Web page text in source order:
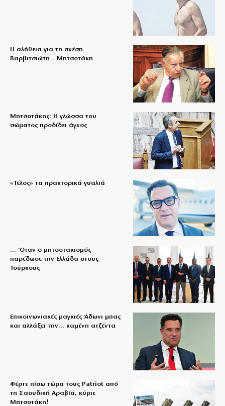
Η αλήθεια για τη σχέση
Βαρβιτσιώτη – Μητσοτάκη
Μητσοτάκης: Η γλώσσα του
σώματος προδίδει άγχος
«Τέλος» τα πρακτορικά γυαλιά
… Όταν ο μητσοτακισμός
παρέδωσε την Ελλάδα στους
Τούρκους
Επικοινωνιακές μαγκιές Άδωνι μπας
και αλλάξει την… καμένη ατζέντα
Φέρτε πίσω τώρα τους Patriot από
τη Σαουδική Αραβία, κύριε
Μητσοτάκη!